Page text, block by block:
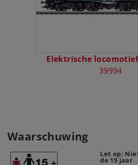
Elektrische
39994
Waarschuwing
Let op:
de 15 jaar